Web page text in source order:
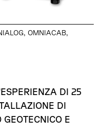
OMNIACAB,
DI 25
DI
E